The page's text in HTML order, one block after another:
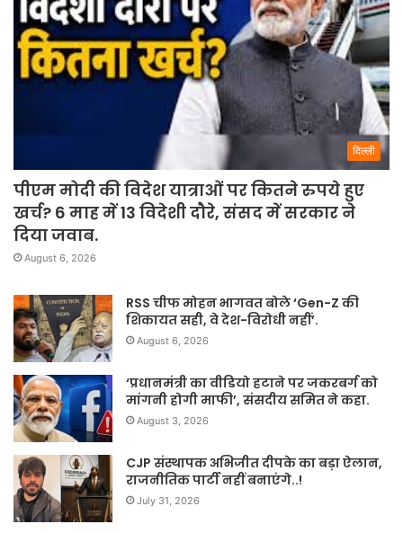
दिल्ली
पीएम मोदी की विदेश यात्राओं पर कितने रुपये हुए
खर्च? 6 माह में 13 विदेशी दौरे, संसद में सरकार ने
दिया जवाब.
August 6, 2026
RSS चीफ मोहन भागवत बोले ‘Gen-Z की
शिकायत सही, वे देश-विरोधी नहीं’.
August 6, 2026
‘प्रधानमंत्री का वीडियो हटाने पर जकरबर्ग को
मांगनी होगी माफी’, संसदीय समित ने कहा.
August 3, 2026
CJP संस्थापक अभिजीत दीपके का बड़ा ऐलान,
राजनीतिक पार्टी नहीं बनाएंगे..!
July 31, 2026